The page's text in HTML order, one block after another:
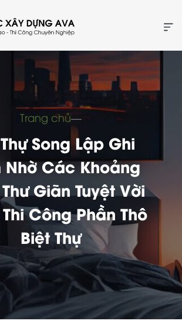
Trang chủ―
Song Lập Ghi
Các Khoảng
Giãn Tuyệt Vời
Công Phần Thô
Biệt Thự